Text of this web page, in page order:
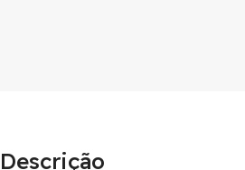
Descrição